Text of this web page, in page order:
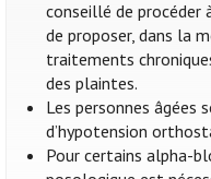
conseillé de procéder
de proposer, dans la
traitements
des plaintes.
Les personnes âgées
d’hypotension
Pour certains alpha-